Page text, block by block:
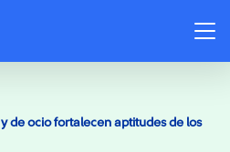
de ocio fortalecen aptitudes de los